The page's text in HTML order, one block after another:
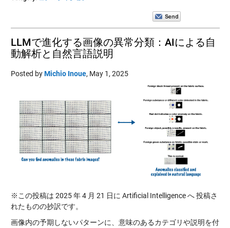
LLMで進化する画像の異常分類：AIによる自
動解析と自然言語説明
Posted byMichio Inoue, May 1, 2025
※この投稿は 2025 年 4 月 21 日に Artificial Intelligence へ 投稿さ
れたものの抄訳です。
画像内の予期しないパターンに、意味のあるカテゴリや説明を付